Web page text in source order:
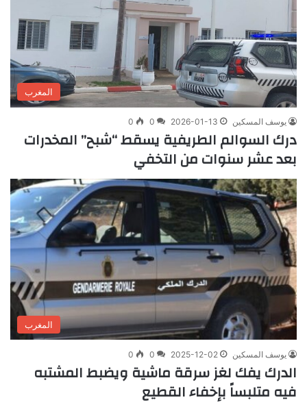
المغرب
يوسف المسكين 2026-01-13
0
0
درك السوالم الطريفية يسقط “شبح” المخدرات
بعد عشر سنوات من التخفي
المغرب
يوسف المسكين 2025-12-02
0
0
الدرك يفك لغز سرقة ماشية ويضبط المشتبه
فيه متلبساً بإخفاء القطيع